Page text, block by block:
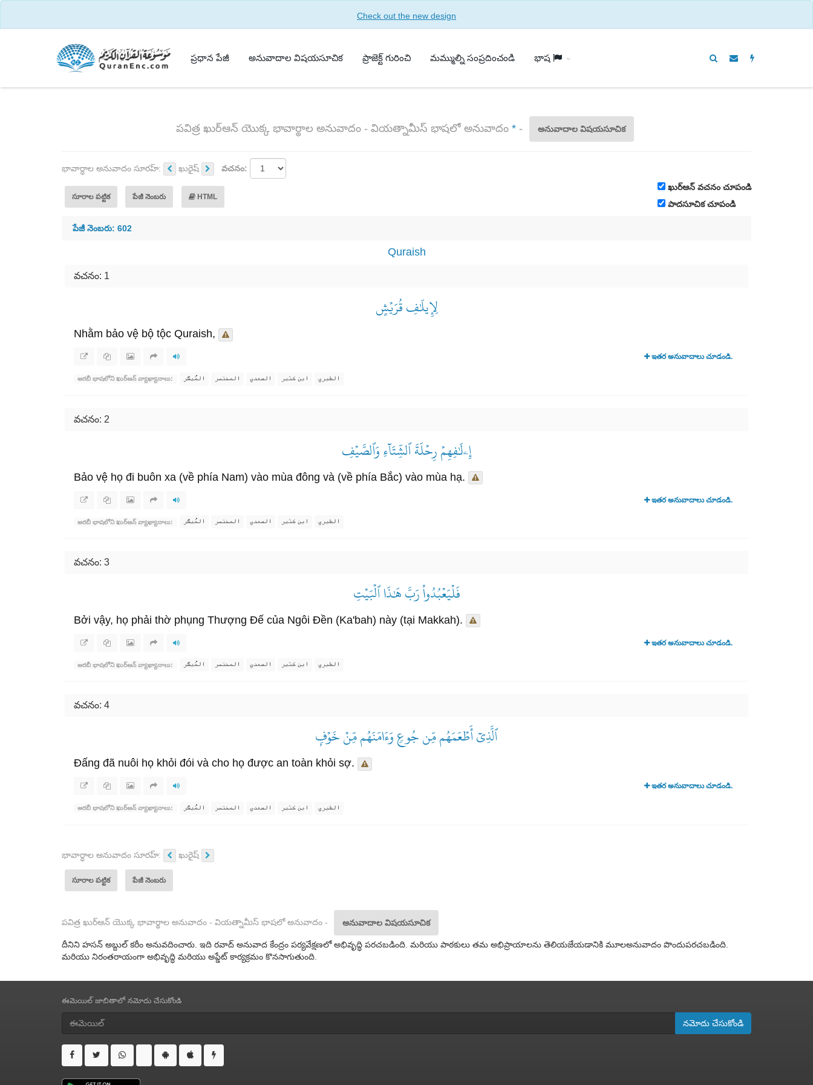
Check out the new design
ప్రధాన పేజీ అనువాదాల విషయసూచిక ప్రాజెక్ట్ గురించి మమ్ముల్ని సంప్రదించండి భాష
పవిత్ర ఖుర్ఆన్ యొక్క భావార్థాల అనువాదం - వియత్నామీస్ భాషలో అనువాదం *- అనువాదాల విషయసూచిక
భావార్ధాల అనువాదం సూరహ్: ఖురైష్ వచనం:
సూరాల పట్టిక పేజీ నెంబరు HTML
ఖుర్ఆన్ వచనం చూపండి
పాదసూచిక చూపండి
పేజీ నెంబరు: 602
Quraish
వచనం: 1
لِإِيلَٰفِ قُرَيۡشٍ
Nhằm bảo vệ bộ tộc Quraish,
ఇతర అనువాదాలు చూడండి.
అరబీ భాషలోని ఖుర్ఆన్ వ్యాఖ్యానాలు: المُيسَّر المختصر السعدي ابن كثير الطبري
వచనం: 2
إِۦلَٰفِهِمۡ رِحۡلَةَ ٱلشِّتَآءِ وَٱلصَّيۡفِ
Bảo vệ họ đi buôn xa (về phía Nam) vào mùa đông và (về phía Bắc) vào mùa hạ.
ఇతర అనువాదాలు చూడండి.
అరబీ భాషలోని ఖుర్ఆన్ వ్యాఖ్యానాలు: المُيسَّر المختصر السعدي ابن كثير الطبري
వచనం: 3
فَلۡيَعۡبُدُواْ رَبَّ هَٰذَا ٱلۡبَيۡتِ
Bởi vậy, họ phải thờ phụng Thượng Đế của Ngôi Đền (Ka'bah) này (tại Makkah).
ఇతర అనువాదాలు చూడండి.
అరబీ భాషలోని ఖుర్ఆన్ వ్యాఖ్యానాలు: المُيسَّر المختصر السعدي ابن كثير الطبري
వచనం: 4
ٱلَّذِيٓ أَطۡعَمَهُم مِّن جُوعٖ وَءَامَنَهُم مِّنۡ خَوۡفِۭ
Đấng đã nuôi họ khỏi đói và cho họ được an toàn khỏi sợ.
ఇతర అనువాదాలు చూడండి.
అరబీ భాషలోని ఖుర్ఆన్ వ్యాఖ్యానాలు: المُيسَّر المختصر السعدي ابن كثير الطبري
భావార్ధాల అనువాదం సూరహ్: ఖురైష్
సూరాల పట్టిక పేజీ నెంబరు
పవిత్ర ఖుర్ఆన్ యొక్క భావార్థాల అనువాదం - వియత్నామీస్ భాషలో అనువాదం - అనువాదాల విషయసూచిక
దీనిని హసన్ అబ్దుల్ కరీం అనువదించారు. ఇది రవాద్ అనువాద కేంద్రం పర్యవేక్షణలో అభివృద్ధి పరచబడింది. మరియు పాఠకులు తమ అభిప్రాయాలను తెలియజేయడానికి మూలఅనువాదం పొందుపరచబడింది.
మరియు నిరంతరాయంగా అభివృద్ధి మరియు అప్డేట్ కార్యక్రమం కొనసాగుతుంది.
ఈమెయిల్ జాబితాలో నమోదు చేసుకోండి
నమోదు చేసుకోండి